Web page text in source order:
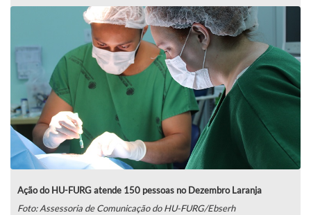
Ação do HU-FURG atende 150 pessoas no Dezembro Laranja
Foto: Assessoria de Comunicação do HU-FURG/Ebserh